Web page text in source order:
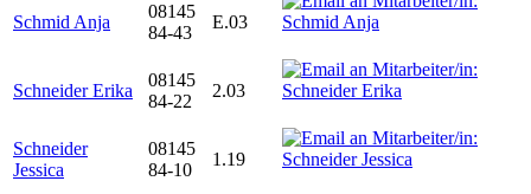
Schmid Anja
08145
84-43
E.03
Schneider Erika
08145
84-22
2.03
Schneider
Jessica
08145
84-10
1.19